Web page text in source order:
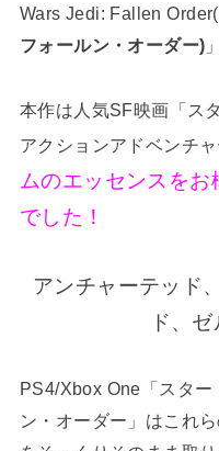
Wars Jedi: Fallen Order(
フォールン・オーダー)
本作は人気SF映画「ス
アクションアドベンチャ
ムのエッセンスを
でした！
アンチャーテッド
ド、
PS4/Xbox One「スタ
ン・オーダー」はこれ